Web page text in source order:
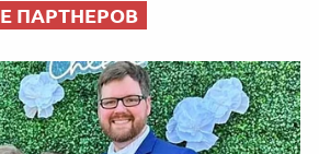
ПАРТНЕРОВ